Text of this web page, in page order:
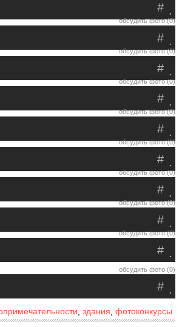
.
#
обсудить фото (0)
.
#
обсудить фото (0)
.
#
обсудить фото (0)
.
#
обсудить фото (0)
.
#
обсудить фото (0)
.
#
обсудить фото (0)
.
#
обсудить фото (0)
.
#
обсудить фото (0)
.
#
обсудить фото (0)
.
#
здания фотоконкурсы